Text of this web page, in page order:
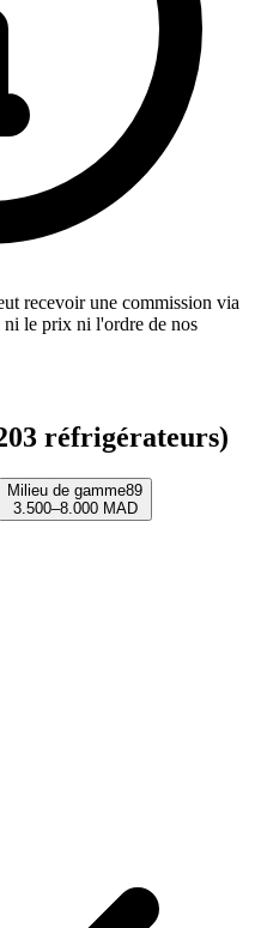
recevoir une commission via
ni le prix ni l'ordre de nos
réfrigérateurs)
Milieu de gamme89
3.500–8.000 MAD